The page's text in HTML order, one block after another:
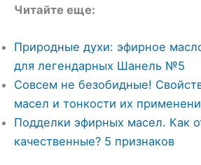
Читайте еще:
Природные духи: эфирное
для легендарных Шанель №5
Совсем не безобидные!
масел и тонкости их
Подделки эфирных масел. Как
качественные? 5 признаков